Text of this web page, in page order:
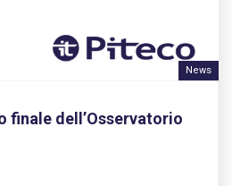
News
finale dell’Osservatorio